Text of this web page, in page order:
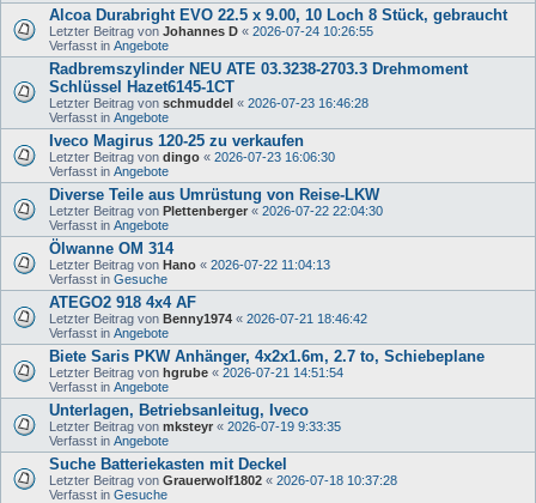
Alcoa Durabright EVO 22.5 x 9.00, 10 Loch 8 Stück, gebraucht
Letzter Beitrag von Johannes D « 2026-07-24 10:26:55
Verfasst in Angebote
Radbremszylinder NEU ATE 03.3238-2703.3 Drehmoment
Schlüssel Hazet6145-1CT
Letzter Beitrag von schmuddel « 2026-07-23 16:46:28
Verfasst in Angebote
Iveco Magirus 120-25 zu verkaufen
Letzter Beitrag von dingo « 2026-07-23 16:06:30
Verfasst in Angebote
Diverse Teile aus Umrüstung von Reise-LKW
Letzter Beitrag von Plettenberger « 2026-07-22 22:04:30
Verfasst in Angebote
Ölwanne OM 314
Letzter Beitrag von Hano « 2026-07-22 11:04:13
Verfasst in Gesuche
ATEGO2 918 4x4 AF
Letzter Beitrag von Benny1974 « 2026-07-21 18:46:42
Verfasst in Angebote
Biete Saris PKW Anhänger, 4x2x1.6m, 2.7 to, Schiebeplane
Letzter Beitrag von hgrube « 2026-07-21 14:51:54
Verfasst in Angebote
Unterlagen, Betriebsanleitug, Iveco
Letzter Beitrag von mksteyr « 2026-07-19 9:33:35
Verfasst in Angebote
Suche Batteriekasten mit Deckel
Letzter Beitrag von Grauerwolf1802 « 2026-07-18 10:37:28
Verfasst in Gesuche